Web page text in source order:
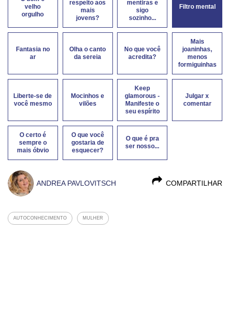
velho
orgulho
respeito aos
mais
jovens?
mentiras e
sigo
sozinho...
Filtro mental
Fantasia no
ar
Olha o canto
da sereia
No que você
acredita?
Mais
joaninhas,
menos
formiguinhas
Liberte-se de
você mesmo
Mocinhos e
vilões
Keep
glamorous -
Manifeste o
seu espírito
Julgar x
comentar
O certo é
sempre o
mais óbvio
O que você
gostaria de
esquecer?
O que é pra
ser nosso...
COMPARTILHAR
ANDREA PAVLOVITSCH
AUTOCONHECIMENTO MULHER